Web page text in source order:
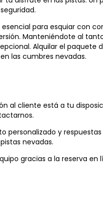
para esquiar con
Manteniéndote al
Alquilar el paquete
las cumbres nevadas.
al cliente está a tu
personalizado y respuestas
nevadas.
gracias a la reserva en